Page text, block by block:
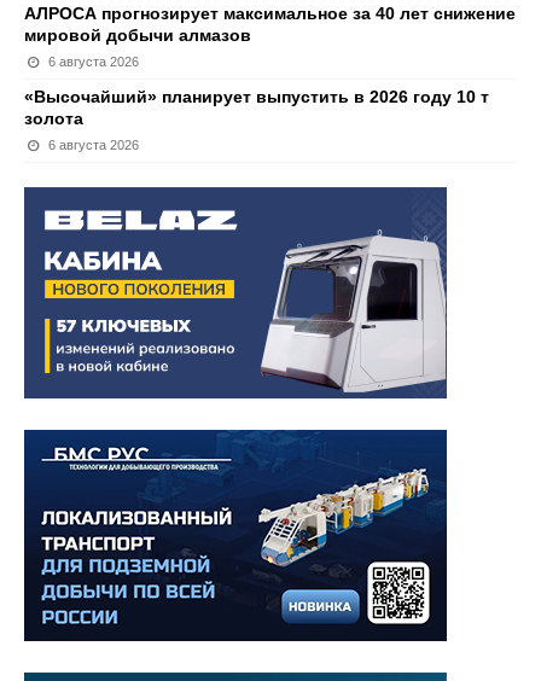
АЛРОСА прогнозирует максимальное за 40 лет снижение
мировой добычи алмазов
6 августа 2026
«Высочайший» планирует выпустить в 2026 году 10 т
золота
6 августа 2026